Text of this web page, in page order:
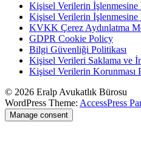
Kişisel Verilerin İşlenmesine
Kişisel Verilerin
KVKK Çerez Aydınlatma
GDPR Cookie Policy
Bilgi Güvenliği Politikası
Kişisel Verileri Saklama ve
Kişisel Verilerin Korunması
© 2026 Eralp Avukatlık Bürosu
WordPress Theme: AccessPress
Manage consent